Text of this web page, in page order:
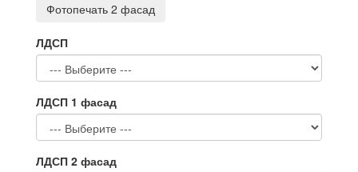
Фотопечать 2 фасад
ЛДСП
ЛДСП 1 фасад
ЛДСП 2 фасад